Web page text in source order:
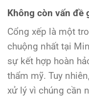
Không còn vấn đề
Cổng xếp là một
chuộng nhất tại
sự kết hợp hoàn
thẩm mỹ. Tuy
xử lý vì chúng cần